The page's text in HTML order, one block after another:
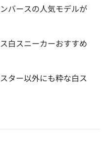
バースの人気モデルが
白スニーカーおすすめ
ター以外にも粋な白ス